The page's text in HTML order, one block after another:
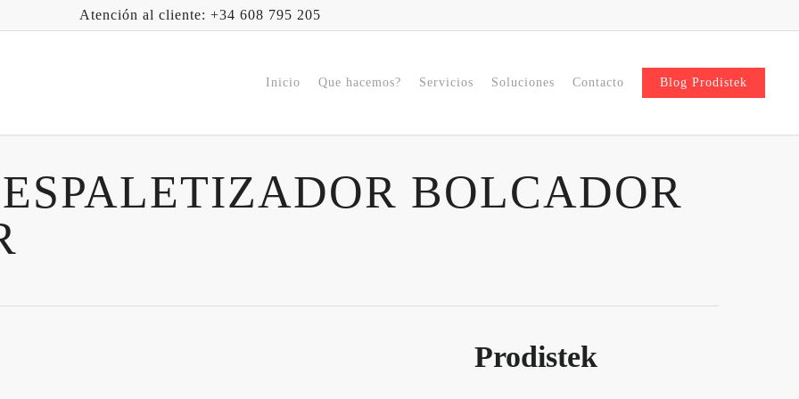
Atención al cliente: +34 608 795 205
Inicio Que hacemos? Servicios Soluciones Contacto Blog Prodistek
BOLCADOR
Prodistek